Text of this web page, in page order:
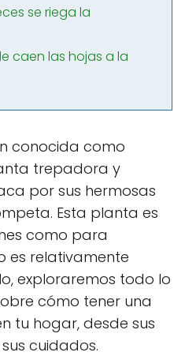
se riega la
caen las hojas a la
conocida como
trepadora y
por sus hermosas
Esta planta es
como para
es relativamente
exploraremos todo lo
cómo tener una
tu hogar, desde sus
cuidados.